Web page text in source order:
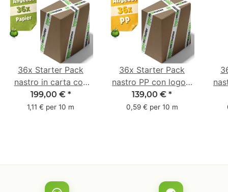
36x Starter Pack
nastro in carta con
logo - 1 colore - 50
mm x 50 m - caucciù
199,00 € *
1,11 € per 10 m
36x Starter Pack
nastro PP con logo -
1 colore - 48 mm x
66 m
139,00 € *
0,59 € per 10 m